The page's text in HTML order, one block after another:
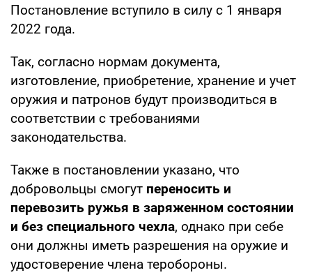
Постановление вступило в силу с 1 января
2022 года.
Так, согласно нормам документа,
изготовление, приобретение, хранение и учет
оружия и патронов будут производиться в
соответствии с требованиями
законодательства.
Также в постановлении указано, что
добровольцы смогут переносить и
перевозить ружья в заряженном состоянии
и без специального чехла, однако при себе
они должны иметь разрешения на оружие и
удостоверение члена теробороны.